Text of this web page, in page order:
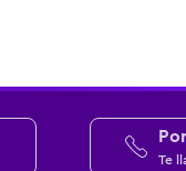
Te